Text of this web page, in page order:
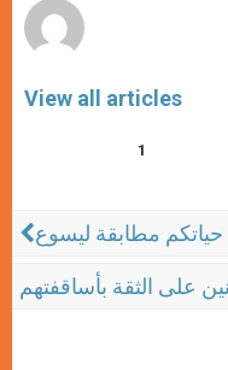
View all articles
1
حياتكم مطابقة ليسوع
على الثقة بأساقفتهم